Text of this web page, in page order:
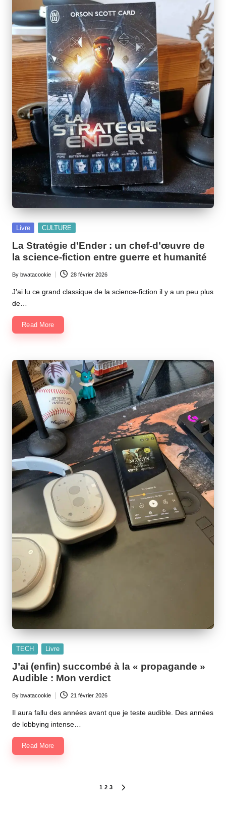
Posted
Livre CULTURE
La Stratégie d’Ender : un chef-d’œuvre de
la science-fiction entre guerre et humanité
Posted
by
By bwatacookie 28 février 2026
J’ai lu ce grand classique de la science-fiction il y a un peu plus
de…
Read More
Posted
TECH Livre
J’ai (enfin) succombé à la « propagande »
Audible : Mon verdict
Posted
by
By bwatacookie 21 février 2026
Il aura fallu des années avant que je teste audible. Des années
de lobbying intense…
Read More
1 2 3